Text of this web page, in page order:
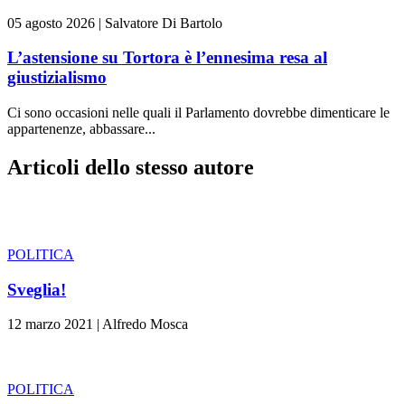
05 agosto 2026 | Salvatore Di Bartolo
L’astensione su Tortora è l’ennesima resa al
giustizialismo
Ci sono occasioni nelle quali il Parlamento dovrebbe dimenticare le
appartenenze, abbassare...
Articoli dello stesso autore
POLITICA
Sveglia!
12 marzo 2021 | Alfredo Mosca
POLITICA